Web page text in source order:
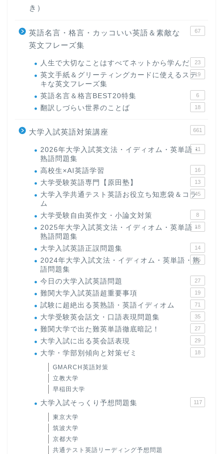
き）
英語名言・格言・カッコいい英語＆素敵な
英文フレーズ集
67
人生で大切なことはすべてネットから学んだ 23
英文手紙＆グリーティングカードに使えるステ
キな英文フレーズ集
19
英語名言＆格言BEST20特集 6
翻訳しづらい世界のことば 18
大学入試英語対策講座 661
2026年大学入試英文法・イディオム・英単語・
熟語問題集
11
高校生×AI英語学習 16
大学受験英語専門【原田塾】 13
大学入学共通テスト英語お役立ち知恵袋＆コラ
ム
45
大学受験自由英作文・小論文対策 8
2025年大学入試英文法・イディオム・英単語・
熟語問題集
18
大学入試英語正誤問題集 14
2024年大学入試文法・イディオム・英単語・熟
語問題集
15
今日の大学入試英語問題 27
難関大学入試英語超重要事項 19
試験に超絶出る英熟語・英語イディオム 71
大学受験英会話文・口語表現問題集 35
難関大学で出た難英単語徹底暗記！ 27
大学入試に出る英会話表現 29
大学・学部別傾向と対策ゼミ 18
GMARCH英語対策
立教大学
早稲田大学
大学入試そっくり予想問題集 117
東京大学
筑波大学
京都大学
共通テスト英語リーディング予想問題